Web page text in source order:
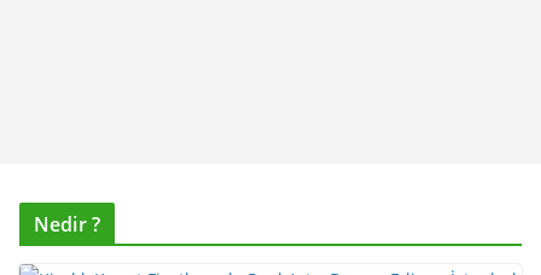
Nedir ?